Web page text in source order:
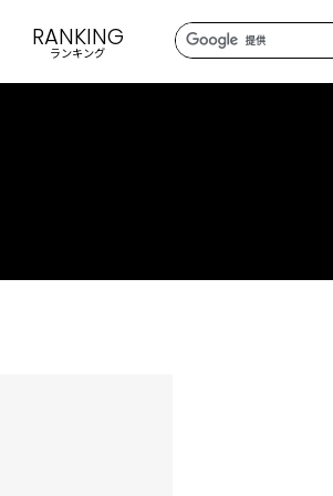
RANKING
ランキング